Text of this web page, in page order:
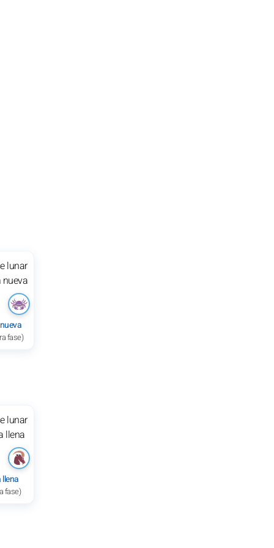
fase)
llena
fase)